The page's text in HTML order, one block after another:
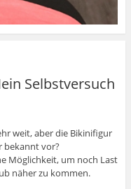
Selbstversuch
weit, aber die Bikinifigur
bekannt vor?
Möglichkeit, um noch Last
näher zu kommen.